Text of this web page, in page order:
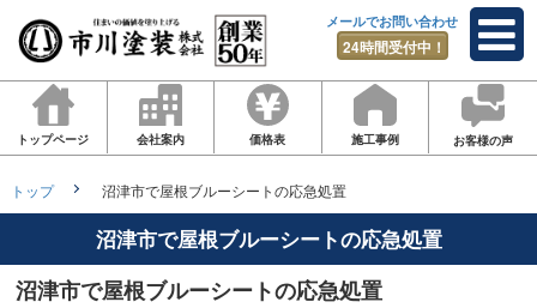
メールでお問い合わせ
24時間受付中！
トップページ 会社案内 価格表 施工事例 お客様の声
トップ 沼津市で屋根ブルーシートの応急処置
沼津市で屋根ブルーシートの応急処置
沼津市で屋根ブルーシートの応急処置